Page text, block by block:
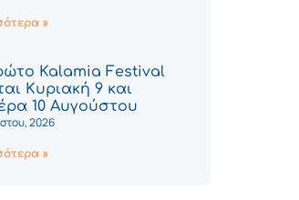
»
Kalamia Festival
Κυριακή 9 και
10 Αυγούστου
2026
»